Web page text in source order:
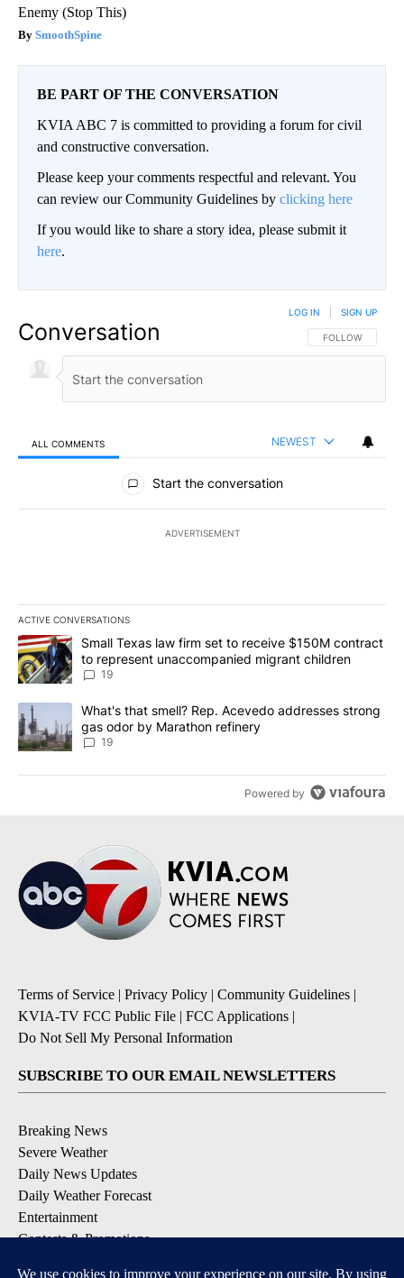
Enemy (Stop This)
SmoothSpine
BE PART OF THE CONVERSATION
KVIA ABC 7 is committed to providing a forum for civil
and constructive conversation.
Please keep your comments respectful and relevant. You
can review our Community Guidelines by clicking here
If you would like to share a story idea, please submit it
here.
Conversation FOLLOW THIS
FOLLOW
LOG IN SIGN UP
ALL COMMENTS NEWEST
All Comments
Start the conversation
ADVERTISEMENT
ACTIVE CONVERSATIONS
The following is a list of the most commented articles in the last
A trending article titled "Small Texas law firm set to receive
Small Texas law firm set to receive $150M contract
to represent unaccompanied migrant children
19
A trending article titled "What's that smell? Rep. Acevedo
What's that smell? Rep. Acevedo addresses strong
gas odor by Marathon refinery
19
Powered by
Terms of Service | Privacy Policy | Community Guidelines |
KVIA-TV FCC Public File | FCC Applications |
Do Not Sell My Personal Information
SUBSCRIBE TO OUR EMAIL NEWSLETTERS
Breaking News
Severe Weather
Daily News Updates
Daily Weather Forecast
Entertainment
Contests & Promotions